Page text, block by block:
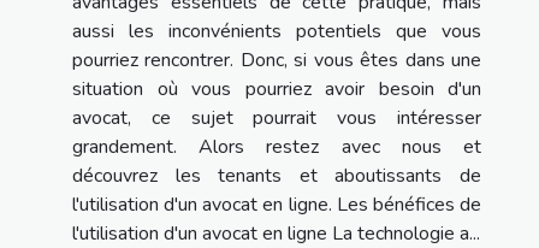
aussi les inconvénients potentiels que vous
pourriez rencontrer. Donc, si vous êtes dans une
situation où vous pourriez avoir besoin d'un
avocat, ce sujet pourrait vous intéresser
grandement. Alors restez avec nous et
découvrez les tenants et aboutissants de
l'utilisation d'un avocat en ligne. Les bénéfices de
l'utilisation d'un avocat en ligne La technologie a...